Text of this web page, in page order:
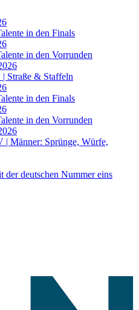
in den Finals
in den Vorrunden
Straße & Staffeln
in den Finals
in den Vorrunden
| Männer: Sprünge, Würfe,
deutschen Nummer eins